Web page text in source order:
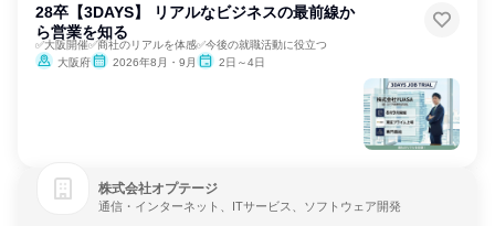
28卒【3DAYS】 リアルなビジネスの最前線か
ら営業を知る
✅大阪開催✅商社のリアルを体感✅今後の就職活動に役立つ
大阪府
2026年8月・9月 2日～4日
株式会社オプテージ
通信・インターネット、ITサービス、ソフトウェア開発